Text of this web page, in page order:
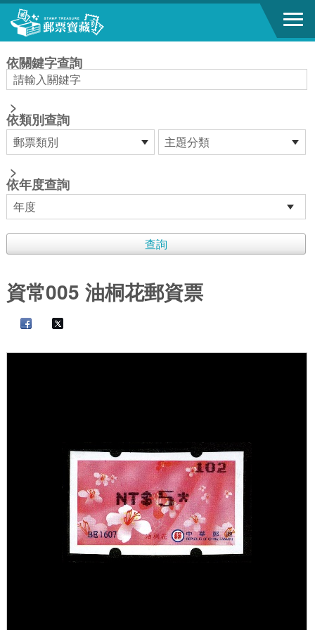
跳到主要內容區塊
依關鍵字查詢
>
依類別查詢
>
依年度查詢
資常005 油桐花郵資票